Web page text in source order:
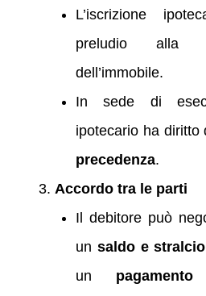
L’iscrizione
preludio alla
dell’immobile.
In sede di
ipotecario ha
precedenza.
Accordo tra le parti
Il debitore può
un saldo e stralcio
un